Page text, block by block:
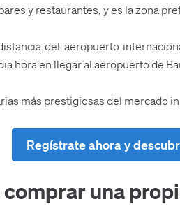
y restaurantes, y es la zona
del aeropuerto
hora en llegar al aeropuerto de
más prestigiosas del mercado
Regístrate ahora y
una